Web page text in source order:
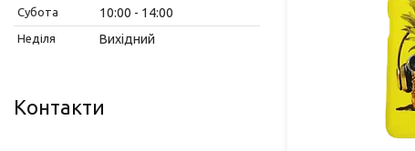
Субота 10:00 14:00
Неділя Вихідний
Контакти